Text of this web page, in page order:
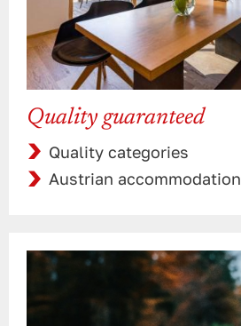
Quality guaranteed
Quality categories
Austrian accommodation